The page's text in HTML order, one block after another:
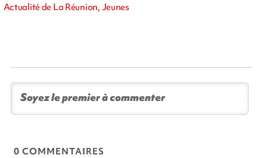
Actualité de La Réunion, Jeunes
0 COMMENTAIRES